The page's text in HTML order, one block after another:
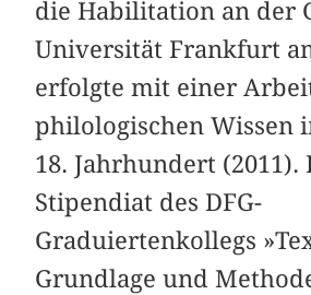
die Habilitation an der
Universität Frankfurt
erfolgte mit einer
philologischen Wissen
18. Jahrhundert (2011).
Stipendiat des DFG-
Graduiertenkollegs
Grundlage und